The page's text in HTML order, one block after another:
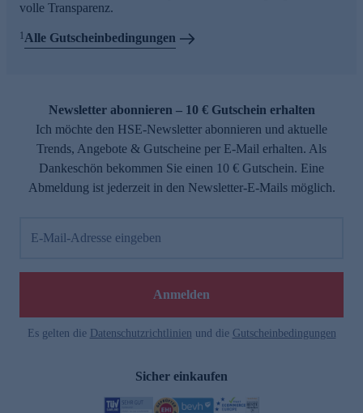
volle Transparenz.
1 Alle Gutscheinbedingungen
Newsletter abonnieren – 10 € Gutschein erhalten
Ich möchte den HSE-Newsletter abonnieren und aktuelle
Trends, Angebote & Gutscheine per E-Mail erhalten. Als
Dankeschön bekommen Sie einen 10 € Gutschein. Eine
Abmeldung ist jederzeit in den Newsletter-E-Mails möglich.
E-Mail-Adresse eingeben
Anmelden
Es gelten die Datenschutzrichtlinien und die Gutscheinbedingungen
Sicher einkaufen